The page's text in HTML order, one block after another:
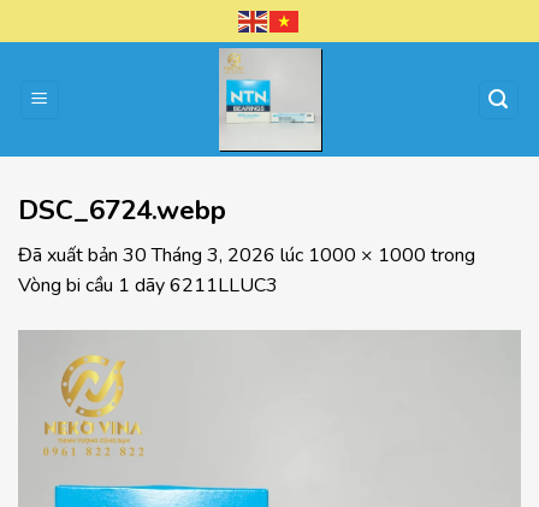
đến
dung
DSC_6724.webp
Đã xuất bản 30 Tháng 3, 2026 lúc 1000 × 1000 trong
Vòng bi cầu 1 dãy 6211LLUC3